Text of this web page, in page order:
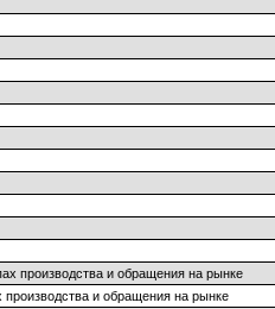
производства и обращения на рынке
производства и обращения на рынке